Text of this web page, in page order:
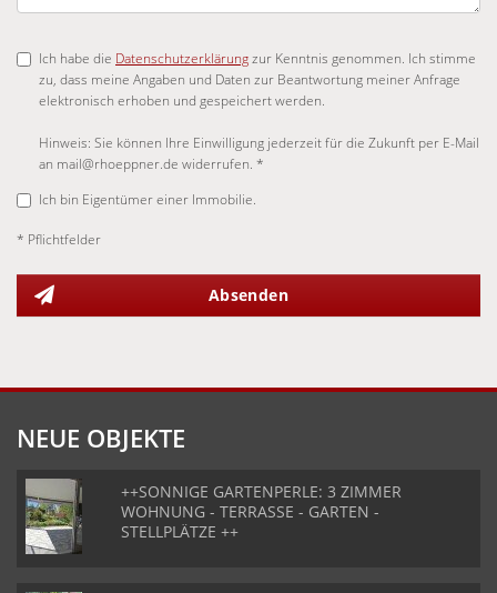
Ich habe die Datenschutzerklärungzur Kenntnis genommen. Ich stimme
zu, dass meine Angaben und Daten zur Beantwortung meiner Anfrage
elektronisch erhoben und gespeichert werden.
Hinweis: Sie können Ihre Einwilligung jederzeit für die Zukunft per E-Mail
an mail@rhoeppner.de widerrufen. *
Ich bin Eigentümer einer Immobilie.
* Pflichtfelder
Absenden
NEUE OBJEKTE
++SONNIGE GARTENPERLE: 3 ZIMMER
WOHNUNG - TERRASSE - GARTEN -
STELLPLÄTZE ++